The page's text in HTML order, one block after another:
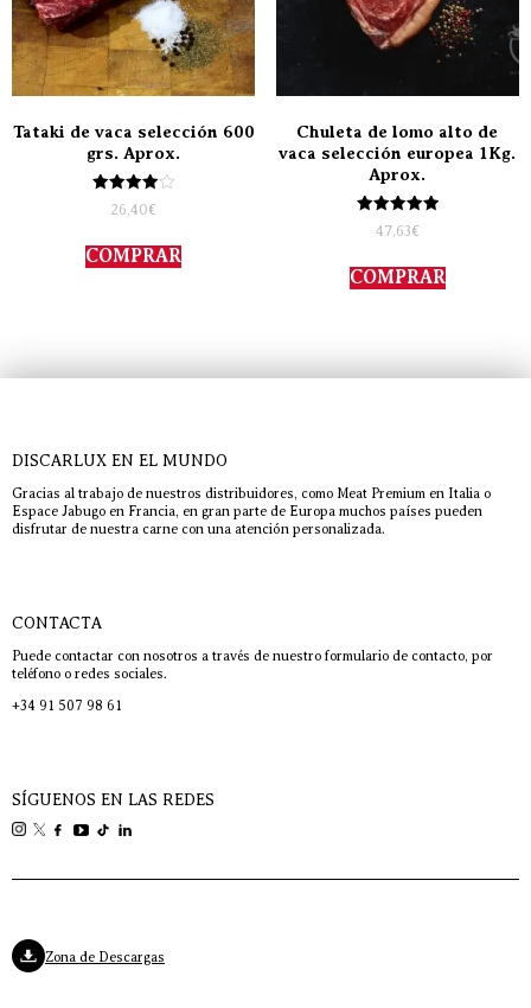
Tataki de vaca selección 600
grs. Aprox.
Valorado
con
de 5
26,40€
COMPRAR
Chuleta de lomo alto de
vaca selección europea 1Kg.
Aprox.
Valorado
con
de 5
47,63€
COMPRAR
DISCARLUX EN EL MUNDO
Gracias al trabajo de nuestros distribuidores, como Meat Premium en Italia o
Espace Jabugo en Francia, en gran parte de Europa muchos países pueden
disfrutar de nuestra carne con una atención personalizada.
CONTACTA
Puede contactar con nosotros a través de nuestro formulario de contacto, por
teléfono o redes sociales.
+34 91 507 98 61
SÍGUENOS EN LAS REDES
Zona de Descargas